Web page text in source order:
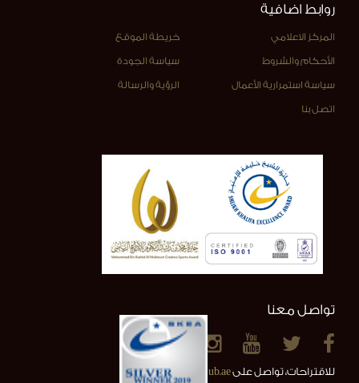
روابط اضافية
المركز الاعلامي خريطة الموقع
الأحكام والشروط سياسة الجودة
سياسة استمرارية الأعمال الرؤية والرسالة
اتصل بنا
تواصل معنا
للاقتراحات، تواصل علىinfo@alainclub.ae